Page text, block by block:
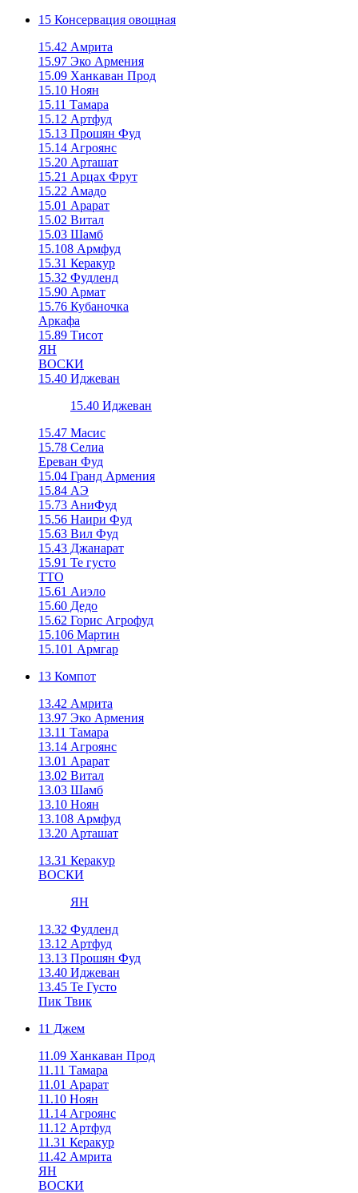
15 Консервация овощная
15.42 Амрита
15.97 Эко Армения
15.09 Ханкаван Прод
15.10 Ноян
15.11 Тамара
15.12 Артфуд
15.13 Прошян Фуд
15.14 Агроянс
15.20 Арташат
15.21 Арцах Фрут
15.22 Амадо
15.01 Арарат
15.02 Витал
15.03 Шамб
15.108 Армфуд
15.31 Керакур
15.32 Фудленд
15.90 Армат
15.76 Кубаночка
Аркафа
15.89 Тисот
ЯН
ВОСКИ
15.40 Иджеван
15.40 Иджеван
15.47 Масис
15.78 Селиа
Ереван Фуд
15.04 Гранд Армения
15.84 АЭ
15.73 АниФуд
15.56 Наири Фуд
15.63 Вил Фуд
15.43 Джанарат
15.91 Те густо
ТТО
15.61 Аиэло
15.60 Дедо
15.62 Горис Агрофуд
15.106 Мартин
15.101 Армгар
13 Компот
13.42 Амрита
13.97 Эко Армения
13.11 Тамара
13.14 Агроянс
13.01 Арарат
13.02 Витал
13.03 Шамб
13.10 Ноян
13.108 Армфуд
13.20 Арташат
13.31 Керакур
ВОСКИ
ЯН
13.32 Фудленд
13.12 Артфуд
13.13 Прошян Фуд
13.40 Иджеван
13.45 Те Густо
Пик Твик
11 Джем
11.09 Ханкаван Прод
11.11 Тамара
11.01 Арарат
11.10 Ноян
11.14 Агроянс
11.12 Артфуд
11.31 Керакур
11.42 Амрита
ЯН
ВОСКИ